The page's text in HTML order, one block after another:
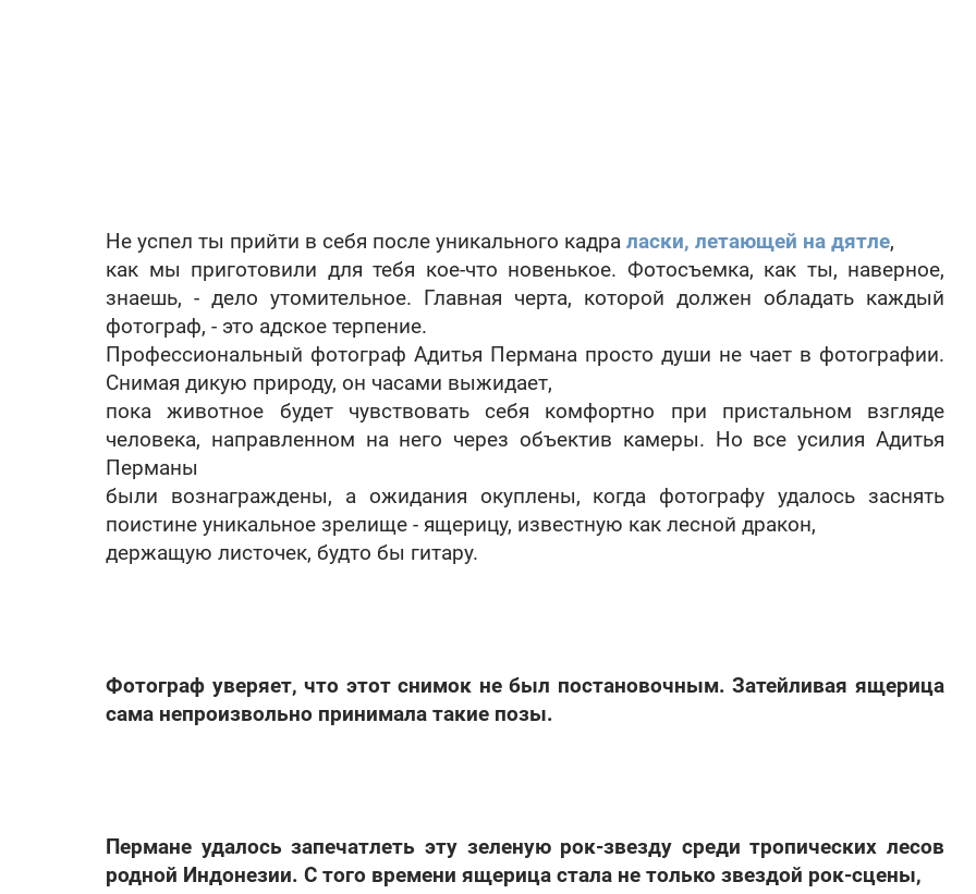
Не успел ты прийти в себя после уникального кадра ласки, летающей на дятле,
как мы приготовили для тебя кое-что новенькое. Фотосъемка, как ты, наверное,
знаешь, - дело утомительное. Главная черта, которой должен обладать каждый
фотограф, - это адское терпение.
Профессиональный фотограф Адитья Пермана просто души не чает в фотографии.
Снимая дикую природу, он часами выжидает,
пока животное будет чувствовать себя комфортно при пристальном взгляде
человека, направленном на него через объектив камеры. Но все усилия Адитья
Перманы
были вознаграждены, а ожидания окуплены, когда фотографу удалось заснять
поистине уникальное зрелище - ящерицу, известную как лесной дракон,
держащую листочек, будто бы гитару.
Фотограф уверяет, что этот снимок не был постановочным. Затейливая ящерица
сама непроизвольно принимала такие позы.
Пермане удалось запечатлеть эту зеленую рок-звезду среди тропических лесов
родной Индонезии. С того времени ящерица стала не только звездой рок-сцены,